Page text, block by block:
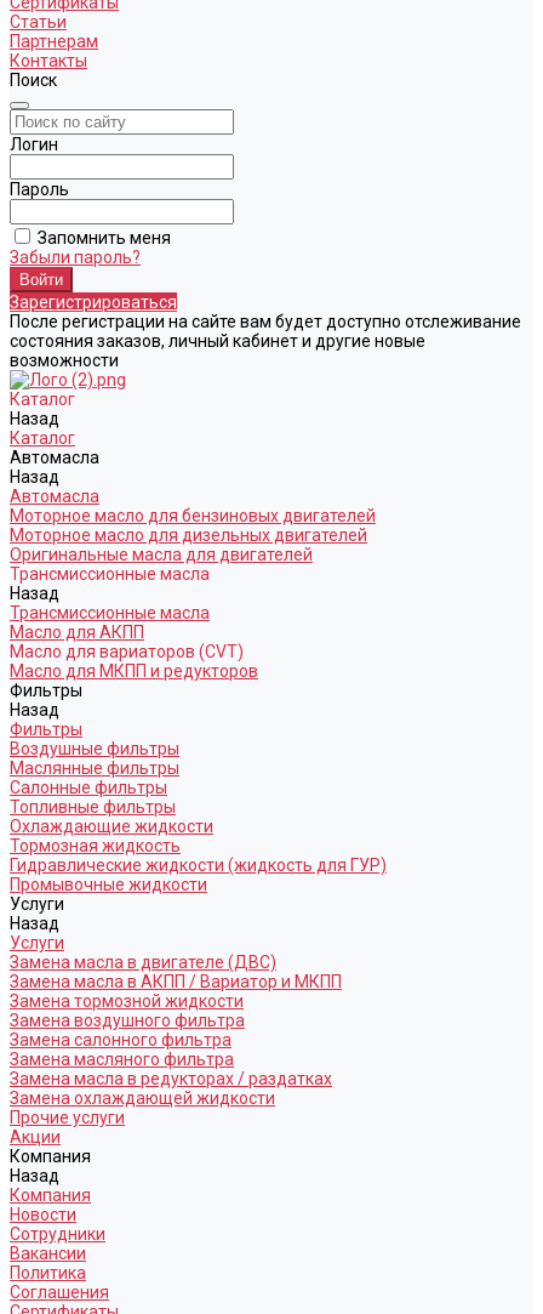
Статьи
Партнерам
Контакты
Поиск
Логин
Пароль
Запомнить меня
Забыли пароль?
Зарегистрироваться
После регистрации на сайте вам будет доступно отслеживание
состояния заказов, личный кабинет и другие новые
возможности
Каталог
Назад
Каталог
Автомасла
Назад
Автомасла
Моторное масло для бензиновых двигателей
Моторное масло для дизельных двигателей
Оригинальные масла для двигателей
Трансмиссионные масла
Назад
Трансмиссионные масла
Масло для АКПП
Масло для вариаторов (CVT)
Масло для МКПП и редукторов
Фильтры
Назад
Фильтры
Воздушные фильтры
Маслянные фильтры
Салонные фильтры
Топливные фильтры
Охлаждающие жидкости
Тормозная жидкость
Гидравлические жидкости (жидкость для ГУР)
Промывочные жидкости
Услуги
Назад
Услуги
Замена масла в двигателе (ДВС)
Замена масла в АКПП / Вариатор и МКПП
Замена тормозной жидкости
Замена воздушного фильтра
Замена салонного фильтра
Замена масляного фильтра
Замена масла в редукторах / раздатках
Замена охлаждающей жидкости
Прочие услуги
Акции
Компания
Назад
Компания
Новости
Сотрудники
Вакансии
Политика
Соглашения